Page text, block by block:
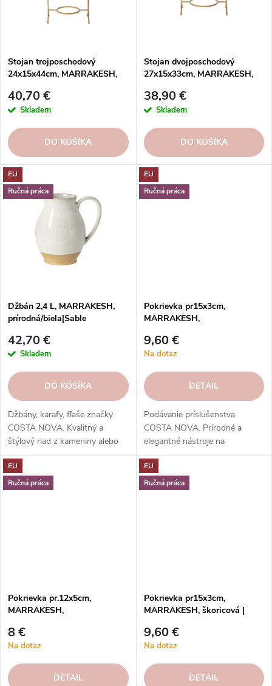
u
k
t
o
v
d
u
k
t
v
Stojan trojposchodový
24x15x44cm, MARRAKESH,
40,70 €
Skladem
DO KOŠÍKA
Stojan dvojposchodový
27x15x33cm, MARRAKESH,
38,90 €
Skladem
DO KOŠÍKA
EU
Ručná práca
Džbán 2,4 L, MARRAKESH,
prírodná/biela|Sable
42,70 €
Skladem
DO KOŠÍKA
Džbány, karafy, fľaše značky
COSTA NOVA. Kvalitný a
štýlový riad z kameniny alebo
kvalitného skla. Rôzne kolekcie,
farby a dekory. Odolné,
bezpečné a ľahko umývateľné.
EU
Ručná práca
Pokrievka pr15x3cm,
MARRAKESH,
Blanc|Costa Nova
9,60 €
Na dotaz
DETAIL
Podávanie príslušenstva
COSTA NOVA. Prírodné a
elegantné nástroje na
servírovanie jedla.
Vysokokvalitné, odolné a ľahko
sa čistia.
EU
Ručná práca
Pokrievka pr.12x5cm,
MARRAKESH,
Blanc|Costa Nova
8 €
Na dotaz
DETAIL
EU
Ručná práca
Pokrievka pr15x3cm,
MARRAKESH, škoricová |
9,60 €
Na dotaz
DETAIL